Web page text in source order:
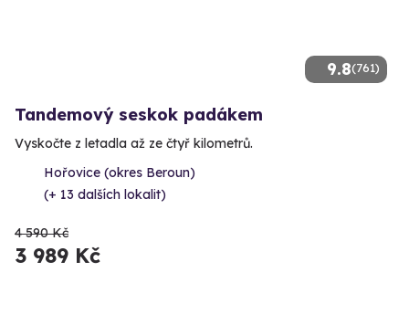
9.8(761)
Tandemový seskok padákem
Vyskočte z letadla až ze čtyř kilometrů.
Hořovice (okres Beroun)
(+ 13 dalších lokalit)
4 590 Kč
3 989 Kč